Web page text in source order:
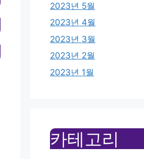
2023년 5월
2023년 4월
2023년 3월
2023년 2월
2023년 1월
카테고리